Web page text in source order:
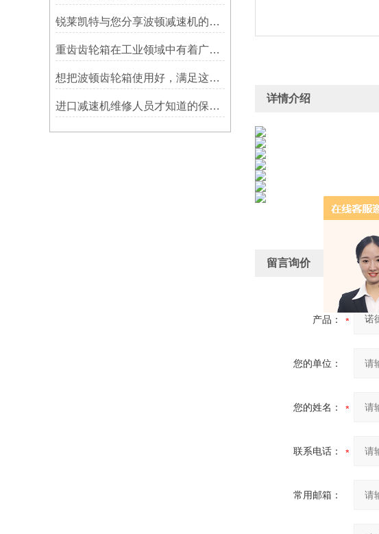
锐莱凯特与您分享波顿减速机的具体使用要求
重齿齿轮箱在工业领域中有着广泛应用
想把波顿齿轮箱使用好，满足这几个小条件就够了
进口减速机维修人员才知道的保养方法，分享给大家
详情介绍
留言询价
产品：
您的单位：
您的姓名：
联系电话：
常用邮箱：